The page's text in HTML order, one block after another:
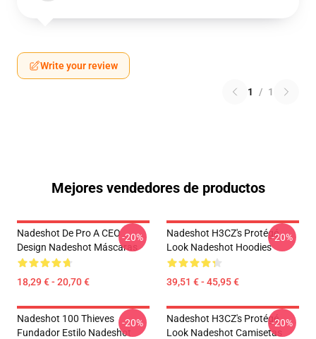
Write your review
1 / 1
Mejores vendedores de productos
Nadeshot De Pro A CEO
Design Nadeshot Máscaras
18,29 € - 20,70 €
-20%
Nadeshot H3CZ's Protégé
Look Nadeshot Hoodies
39,51 € - 45,95 €
-20%
Nadeshot 100 Thieves
Fundador Estilo Nadeshot
-20%
Nadeshot H3CZ's Protégé
Look Nadeshot Camisetas
-20%